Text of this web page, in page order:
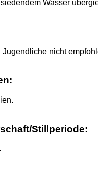
Wasser
nicht
Stillperiode: